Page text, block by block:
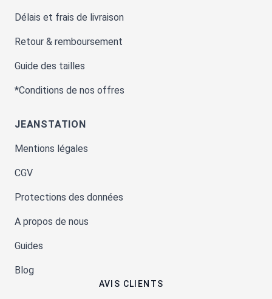
Délais et frais de livraison
Retour & remboursement
Guide des tailles
*Conditions de nos offres
JEANSTATION
Mentions légales
CGV
Protections des données
A propos de nous
Guides
Blog
AVIS CLIENTS